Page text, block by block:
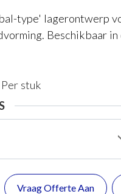
type' lagerontwerp
Beschikbaar
Per stuk
Vraag Offerte Aan